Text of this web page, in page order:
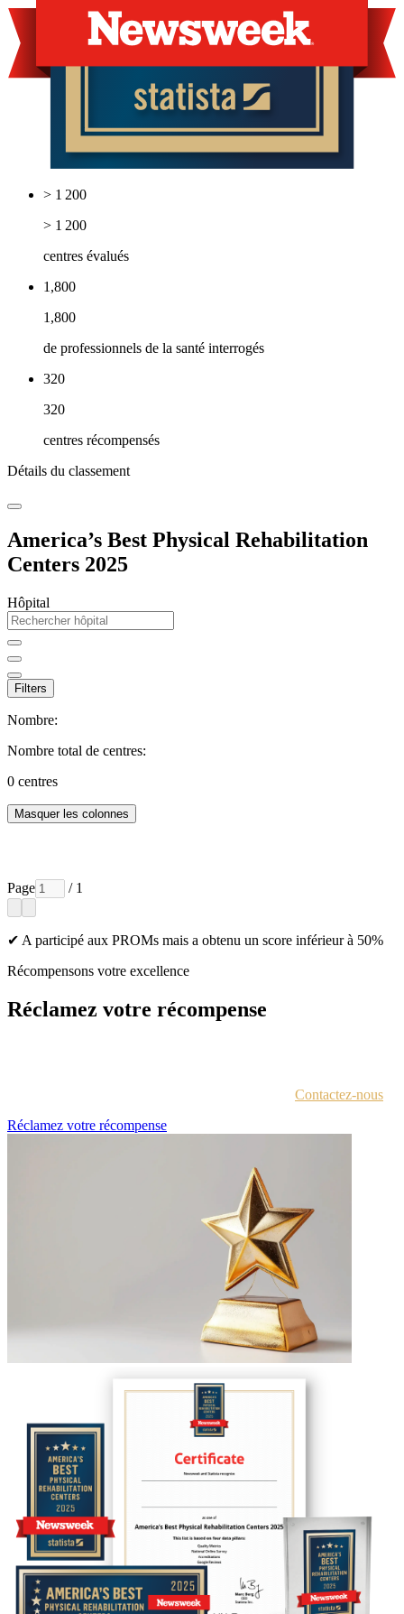
> 1 200
> 1 200
centres évalués
1,800
1,800
de professionnels de la santé interrogés
320
320
centres récompensés
Détails du classement
America’s Best Physical Rehabilitation
Centers 2025
Hôpital
Filters
Nombre:
Nombre total de centres:
0 centres
Masquer les colonnes
Page / 1
✔ A participé aux PROMs mais a obtenu un score inférieur à 50%
Récompensons votre excellence
Réclamez votre récompense
Contactez-nous
Réclamez votre récompense